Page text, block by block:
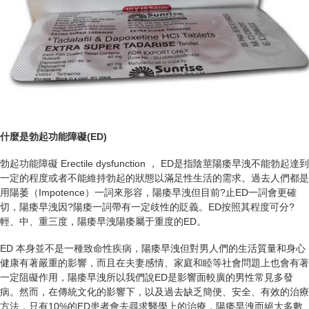
什麼是勃起功能障礙(ED)
勃起功能障礙 Erectile dysfunction ， ED是指陰莖陽痿早洩不能勃起達到
一定的程度或者不能維持勃起的狀態以滿足性生活的需求。過去人們都是
用陽萎（Impotence）一詞來形容，陽痿早洩但目前?止ED一詞會更確
切，陽痿早洩因?陽痿一詞帶有一定歧性的貶義。ED按照其程度可分?
輕、中、重三度，陽痿早洩陽痿屬于重度的ED。
ED 本身並不是一種致命性疾病，陽痿早洩但對男人們的生活質量和身心
健康有著嚴重的影響，而且在夫妻感情、家庭和睦等社會問題上也會有著
一定阻礙作用，陽痿早洩所以我們說ED是影響面較廣的男性常見多發
病。然而，在傳統文化的影響下，以及過去缺乏簡便、安全、有效的治療
方法，只有10%的ED患者會去尋求醫學上的治療，陽痿早洩而絕大多數